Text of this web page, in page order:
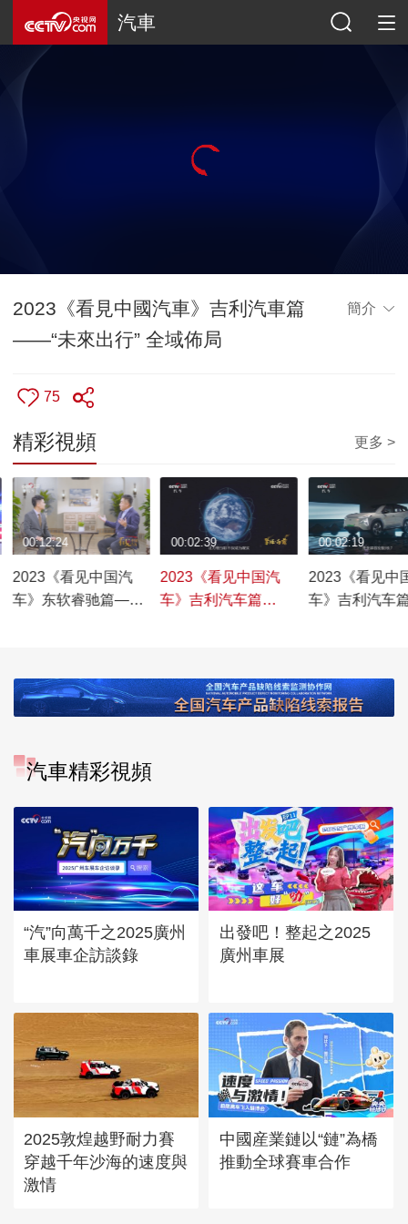
汽車
2023《看見中國汽車》吉利汽車篇
——“未來出行” 全域佈局
簡介
75
精彩視頻 更多 >
2023《看见中国汽
车》东软睿驰篇——
00:12:24
2023《看见中国汽
车》吉利汽车篇
00:02:39
2023《看见中
车》吉利汽
00:02:19
汽車精彩視頻
“汽”向萬千之2025廣州
車展車企訪談錄
出發吧！整起之2025
廣州車展
2025敦煌越野耐力賽
穿越千年沙海的速度與
激情
中國産業鏈以“鏈”為橋
推動全球賽車合作